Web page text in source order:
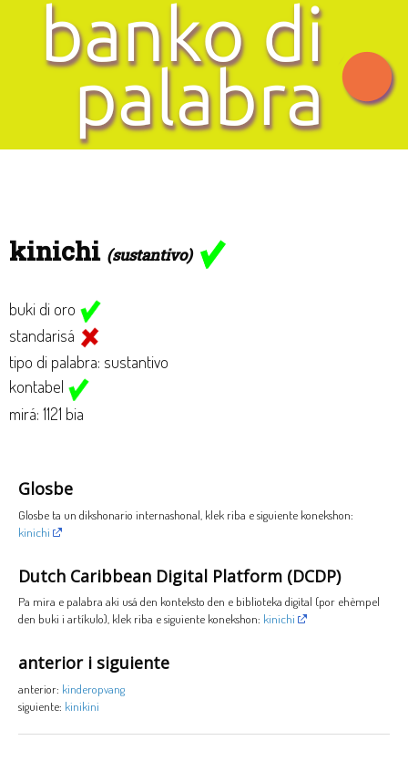
kinichi (sustantivo)
buki di oro
standarisá
tipo di palabra: sustantivo
kontabel
mirá: 1121 bia
Glosbe
Glosbe ta un dikshonario internashonal, klek riba e siguiente konekshon:
kinichi
Dutch Caribbean Digital Platform (DCDP)
Pa mira e palabra aki usá den konteksto den e biblioteka digital (por ehèmpel
den buki i artíkulo), klek riba e siguiente konekshon: kinichi
anterior i siguiente
anterior: kinderopvang
siguiente: kinikini